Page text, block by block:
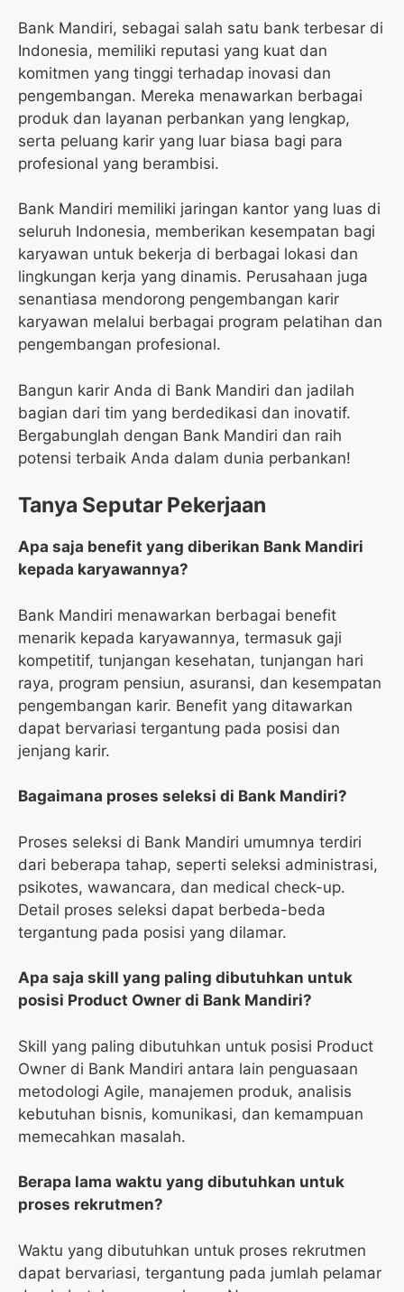
Bank Mandiri, sebagai salah satu bank terbesar di
Indonesia, memiliki reputasi yang kuat dan
komitmen yang tinggi terhadap inovasi dan
pengembangan. Mereka menawarkan berbagai
produk dan layanan perbankan yang lengkap,
serta peluang karir yang luar biasa bagi para
profesional yang berambisi.
Bank Mandiri memiliki jaringan kantor yang luas di
seluruh Indonesia, memberikan kesempatan bagi
karyawan untuk bekerja di berbagai lokasi dan
lingkungan kerja yang dinamis. Perusahaan juga
senantiasa mendorong pengembangan karir
karyawan melalui berbagai program pelatihan dan
pengembangan profesional.
Bangun karir Anda di Bank Mandiri dan jadilah
bagian dari tim yang berdedikasi dan inovatif.
Bergabunglah dengan Bank Mandiri dan raih
potensi terbaik Anda dalam dunia perbankan!
Tanya Seputar Pekerjaan
Apa saja benefit yang diberikan Bank Mandiri
kepada karyawannya?
Bank Mandiri menawarkan berbagai benefit
menarik kepada karyawannya, termasuk gaji
kompetitif, tunjangan kesehatan, tunjangan hari
raya, program pensiun, asuransi, dan kesempatan
pengembangan karir. Benefit yang ditawarkan
dapat bervariasi tergantung pada posisi dan
jenjang karir.
Bagaimana proses seleksi di Bank Mandiri?
Proses seleksi di Bank Mandiri umumnya terdiri
dari beberapa tahap, seperti seleksi administrasi,
psikotes, wawancara, dan medical check-up.
Detail proses seleksi dapat berbeda-beda
tergantung pada posisi yang dilamar.
Apa saja skill yang paling dibutuhkan untuk
posisi Product Owner di Bank Mandiri?
Skill yang paling dibutuhkan untuk posisi Product
Owner di Bank Mandiri antara lain penguasaan
metodologi Agile, manajemen produk, analisis
kebutuhan bisnis, komunikasi, dan kemampuan
memecahkan masalah.
Berapa lama waktu yang dibutuhkan untuk
proses rekrutmen?
Waktu yang dibutuhkan untuk proses rekrutmen
dapat bervariasi, tergantung pada jumlah pelamar